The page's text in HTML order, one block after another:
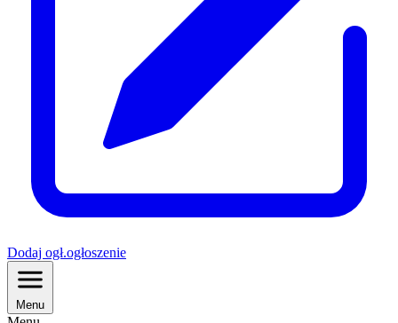
Dodaj ogł.ogłoszenie
Menu